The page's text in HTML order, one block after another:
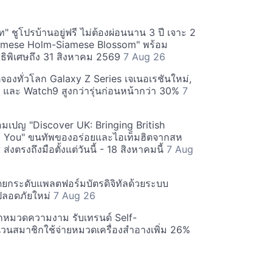
" ชูโปรบ้านอยู่ฟรี ไม่ต้องผ่อนนาน 3 ปี เจาะ 2
Holm-Siamese Blossom" พร้อม
พิเศษถึง 31 สิงหาคม 2569 7 Aug 26
องทั่วโลก Galaxy Z Series เจเนอเรชันใหม่,
ละ Watch9 สูงกว่ารุ่นก่อนหน้ากว่า 30% 7
เปญ "Discover UK: Bringing British
You" ขนทัพของอร่อยและไอเท็มฮิตจากสห
งตรงถึงมือตั้งแต่วันนี้ - 18 สิงหาคมนี้ 7 Aug
ยกระดับแพลตฟอร์มบัตรดิจิทัลด้วยระบบ
อดภัยใหม่ 7 Aug 26
หมวดความงาม รับเทรนด์ Self-
นสมาชิกใช้จ่ายหมวดเครื่องสำอางเพิ่ม 26%